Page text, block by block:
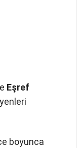
Eşref
boyunca